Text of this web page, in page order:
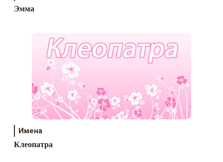
Эмма
Имена
Клеопатра